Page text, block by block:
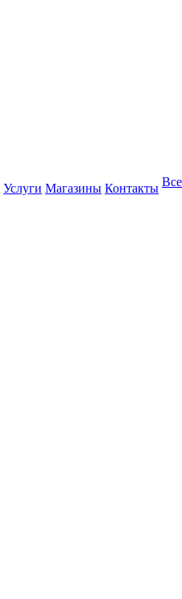
Услуги Магазины Контакты Все